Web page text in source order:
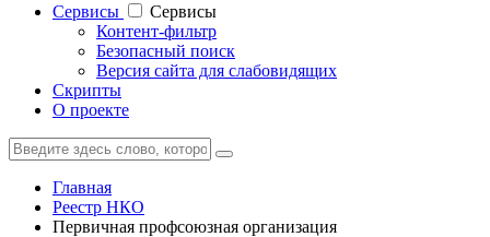
Cервисы
Cервисы
Контент-фильтр
Безопасный поиск
Версия сайта для слабовидящих
Скрипты
О проекте
Главная
Реестр НКО
Первичная профсоюзная организация